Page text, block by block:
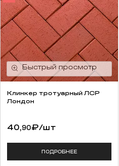
Клинкер тротуарный ЛСР
Лондон
40,90₽/шт
ПОДРОБНЕЕ